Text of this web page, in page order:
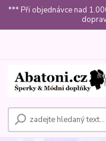
*** Při objednávce nad